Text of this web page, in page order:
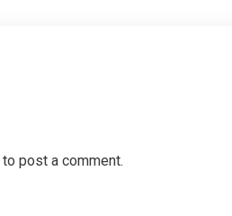
to post a comment.